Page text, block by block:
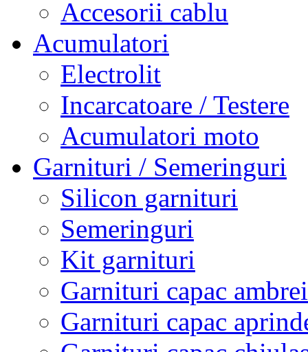
Accesorii cablu
Acumulatori
Electrolit
Incarcatoare / Testere
Acumulatori moto
Garnituri / Semeringuri
Silicon garnituri
Semeringuri
Kit garnituri
Garnituri capac
Garnituri capac